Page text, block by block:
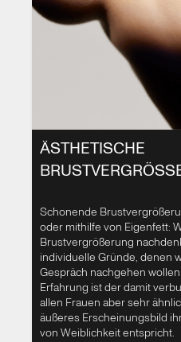
Deshalb ist ein offener
Wünsche ebenso wie
unverzichtbar. Ich
die richtige Methode
Brust wieder zu Ihnen
ÄSTHETISCHE
Schonende
oder mithilfe von Eigenfett:
Brustvergrößerung
individuelle Gründe, denen
Gespräch nachgehen
Erfahrung ist der damit
allen Frauen aber sehr
äußeres Erscheinungsbild
von Weiblichkeit entspricht.